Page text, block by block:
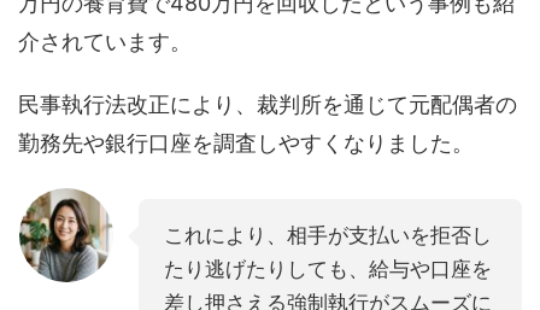
介されています。
民事執行法改正により、裁判所を通じて元配偶者の
勤務先や銀行口座を調査しやすくなりました。
これにより、相手が支払いを拒否し
たり逃げたりしても、給与や口座を
差し押さえる強制執行がスムーズに